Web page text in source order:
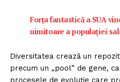
Forța fantastică a SUA
uimitoare a populației
Diversitatea crează un
precum un „pool” de gene,
procesele de evoluție care